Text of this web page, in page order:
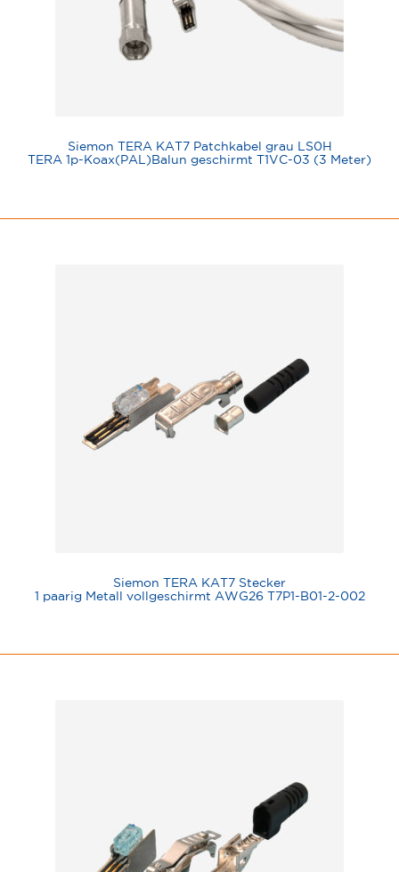
Siemon TERA KAT7 Patchkabel grau LS0H
TERA 1p-Koax(PAL)Balun geschirmt T1VC-03 (3 Meter)
Siemon TERA KAT7 Stecker
1 paarig Metall vollgeschirmt AWG26 T7P1-B01-2-002